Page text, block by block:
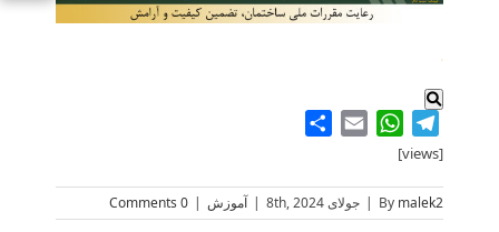
.
Telegram
WhatsApp
Email
[views]
By malek2
| جولای 8th, 2024 | آموزش |
0 Comments